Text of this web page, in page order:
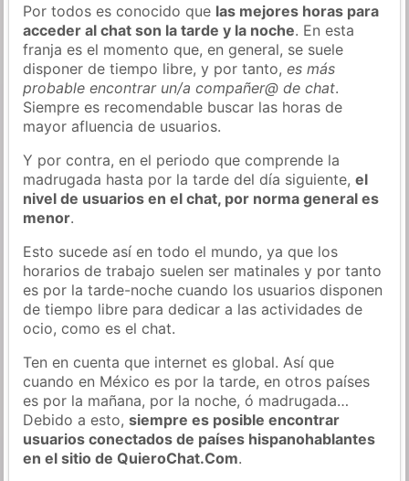
Por todos es conocido que las mejores horas para
acceder al chat son la tarde y la noche. En esta
franja es el momento que, en general, se suele
disponer de tiempo libre, y por tanto,es más
probable encontrar un/a compañer@ de chat.
Siempre es recomendable buscar las horas de
mayor afluencia de usuarios.
Y por contra, en el periodo que comprende la
madrugada hasta por la tarde del día siguiente,el
nivel de usuarios en el chat, por norma general es
menor.
Esto sucede así en todo el mundo, ya que los
horarios de trabajo suelen ser matinales y por tanto
es por la tarde-noche cuando los usuarios disponen
de tiempo libre para dedicar a las actividades de
ocio, como es el chat.
Ten en cuenta que internet es global. Así que
cuando en México es por la tarde, en otros países
es por la mañana, por la noche, ó madrugada…
Debido a esto,siempre es posible encontrar
usuarios conectados de países hispanohablantes
en el sitio de QuieroChat.Com.